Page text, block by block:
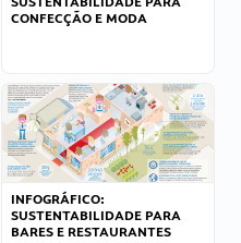
CONFECÇÃO E MODA
INFOGRÁFICO:
SUSTENTABILIDADE PARA
BARES E RESTAURANTES